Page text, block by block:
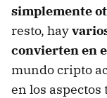
simplemente
resto, hay
convierten en
mundo cripto
en los